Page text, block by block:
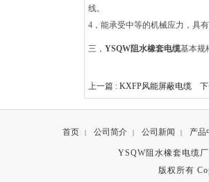
线。
4，能承受中等的机械应力，具
三， YSQW阻水橡套电缆基本规
上一篇 : KXFP风能屏蔽电缆 下
首页 | 公司简介 | 公司新闻 | 产品
YSQW阻水橡套电缆
版权所有